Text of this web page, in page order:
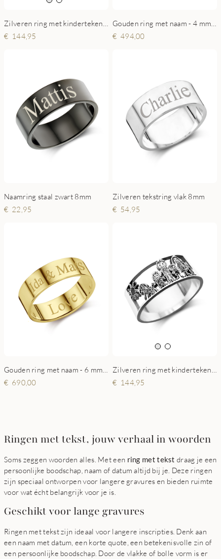
144,95
494,00
Naamring staal zwart 8mm
22,95
Zilveren tekstring vlak 8mm
54,95
690,00
144,95
Ringen met tekst, jouw verhaal in woorden
Soms zeggen woorden alles. Met een ring met tekst draag je een
persoonlijke boodschap, naam of datum altijd bij je. Deze ringen
zijn speciaal ontworpen voor langere gravures en bieden ruimte
voor wat écht belangrijk voor je is.
Geschikt voor lange gravures
Ringen met tekst zijn ideaal voor langere inscripties. Denk aan
een naam met datum, een korte quote, een betekenisvolle zin of
een persoonlijke boodschap. Door de vlakke of bolle vorm is er